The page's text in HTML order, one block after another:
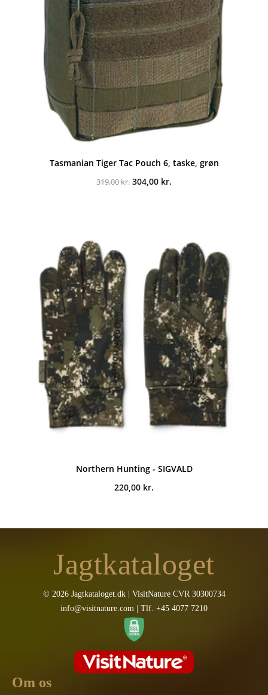
Tasmanian Tiger Tac Pouch 6, taske, grøn
319,00kr. Den
304,00 kr.
Northern Hunting - SIGVALD
220,00 kr.
Jagtkataloget
© 2026 Jagtkataloget.dk | VisitNature CVR 30300734
info@visitnature.com | Tlf. +45 4077 7210
Om os